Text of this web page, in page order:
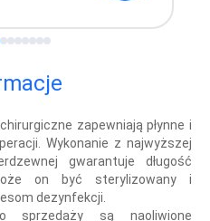
zapewniają płynne i
Wykonanie z najwyższej
gwarantuje długość
on być sterylizowany i
dezynfekcji.
sprzedaży są naoliwione